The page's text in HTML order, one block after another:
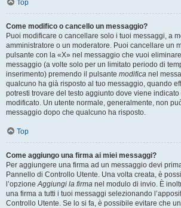
Top
Come modifico o cancello un messaggio?
Puoi modificare o cancellare solo i tuoi messaggi, a
amministratore o un moderatore. Puoi cancellare un
pulsante con la «X» nel messaggio che vuoi
messaggio (a volte solo per un limitato periodo di
inserimento) premendo il pulsante modifica nel
qualcuno ha già risposto al tuo messaggio, quando
potresti trovare del testo aggiunto dove viene indicato
modificato. Un utente normale, generalmente, non
messaggio dopo che qualcuno ha risposto.
Top
Come aggiungo una firma ai miei messaggi?
Per aggiungere una firma ad un messaggio devi
Pannello di Controllo Utente. Una volta creata, è
l’opzioneAggiungi la firma nel modulo di invio. È
una firma a tutti i tuoi messaggi selezionando
Controllo Utente. Se lo si fa, è possibile evitare che